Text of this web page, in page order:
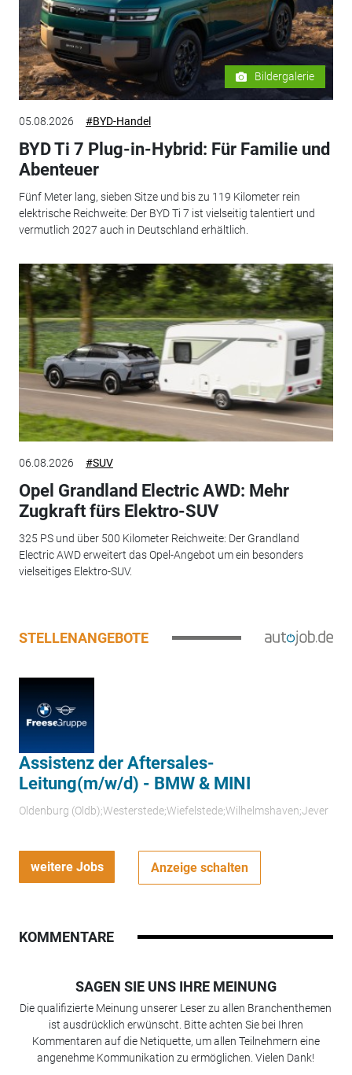
Bildergalerie
05.08.2026 #BYD-Handel
BYD Ti 7 Plug-in-Hybrid: Für Familie und
Abenteuer
Fünf Meter lang, sieben Sitze und bis zu 119 Kilometer rein
elektrische Reichweite: Der BYD Ti 7 ist vielseitig talentiert und
vermutlich 2027 auch in Deutschland erhältlich.
06.08.2026 #SUV
Opel Grandland Electric AWD: Mehr
Zugkraft fürs Elektro-SUV
325 PS und über 500 Kilometer Reichweite: Der Grandland
Electric AWD erweitert das Opel-Angebot um ein besonders
vielseitiges Elektro-SUV.
STELLENANGEBOTE
Assistenz der Aftersales-
Leitung(m/w/d) - BMW & MINI
Oldenburg (Oldb);Westerstede;Wiefelstede;Wilhelmshaven;Jever
weitere Jobs Anzeige schalten
KOMMENTARE
SAGEN SIE UNS IHRE MEINUNG
Die qualifizierte Meinung unserer Leser zu allen Branchenthemen
ist ausdrücklich erwünscht. Bitte achten Sie bei Ihren
Kommentaren auf die Netiquette, um allen Teilnehmern eine
angenehme Kommunikation zu ermöglichen. Vielen Dank!